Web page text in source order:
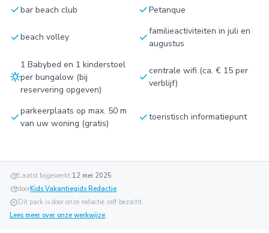
checkbar beach club checkPetanque
checkbeach volley checkfamilieactiviteiten in juli en
augustus
sunny
1 Babybed en 1 kinderstoel
per bungalow (bij
reservering opgeven)
checkcentrale wifi (ca. € 15 per
verblijf)
checkparkeerplaats op max. 50 m
van uw woning (gratis)
checktoeristisch informatiepunt
updateLaatst bijgewerkt:12 mei 2025
updatedoorKids Vakantiegids Redactie.
verifiedDit park is door onze redactie zelf bezocht.
Lees meer over onze werkwijze.